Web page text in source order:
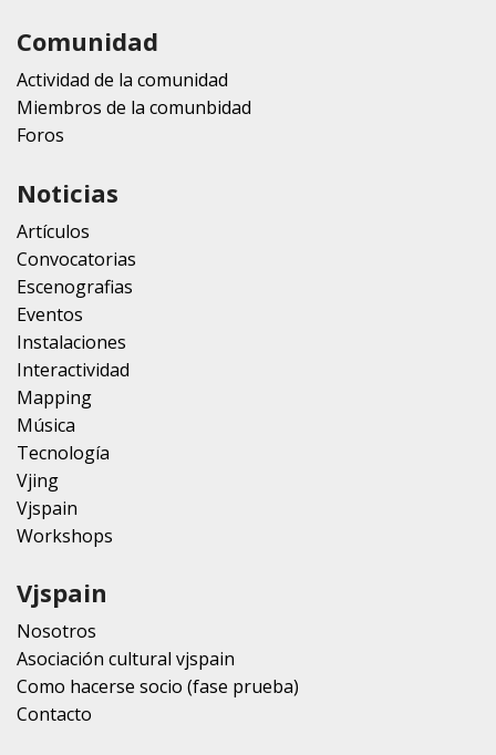
Comunidad
Actividad de la comunidad
Miembros de la comunbidad
Foros
Noticias
Artículos
Convocatorias
Escenografias
Eventos
Instalaciones
Interactividad
Mapping
Música
Tecnología
Vjing
Vjspain
Workshops
Vjspain
Nosotros
Asociación cultural vjspain
Como hacerse socio (fase prueba)
Contacto